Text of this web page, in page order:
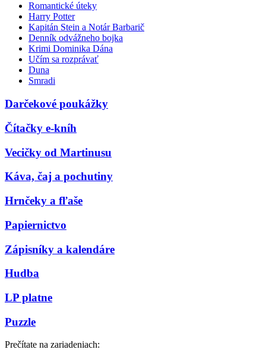
Romantické úteky
Harry Potter
Kapitán Stein a Notár Barbarič
Denník odvážneho bojka
Krimi Dominika Dána
Učím sa rozprávať
Duna
Smradi
Darčekové poukážky
Čítačky e-kníh
Vecičky od Martinusu
Káva, čaj a pochutiny
Hrnčeky a fľaše
Papiernictvo
Zápisníky a kalendáre
Hudba
LP platne
Puzzle
Prečítate na zariadeniach: